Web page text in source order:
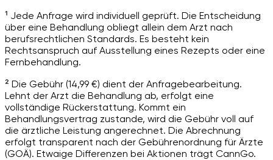
¹ Jede Anfrage wird individuell geprüft. Die Entscheidung
über eine Behandlung obliegt allein dem Arzt nach
berufsrechtlichen Standards. Es besteht kein
Rechtsanspruch auf Ausstellung eines Rezepts oder eine
Fernbehandlung.
² Die Gebühr (14,99 €) dient der Anfragebearbeitung.
Lehnt der Arzt die Behandlung ab, erfolgt eine
vollständige Rückerstattung. Kommt ein
Behandlungsvertrag zustande, wird die Gebühr voll auf
die ärztliche Leistung angerechnet. Die Abrechnung
erfolgt transparent nach der Gebührenordnung für Ärzte
(GOÄ). Etwaige Differenzen bei Aktionen trägt CannGo.